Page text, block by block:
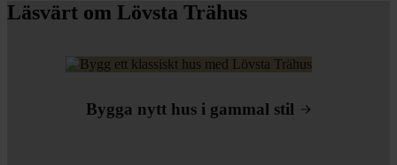
Läsvärt om Lövsta Trähus
Bygga nytt hus i gammal stil